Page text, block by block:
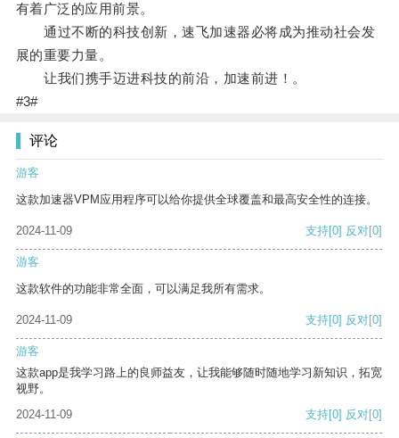
有着广泛的应用前景。
通过不断的科技创新，速飞加速器必将成为推动社会发
展的重要力量。
让我们携手迈进科技的前沿，加速前进！。
#3#
评论
游客
这款加速器VPM应用程序可以给你提供全球覆盖和最高安全性的连接。
2024-11-09 支持[0] 反对[0]
游客
这款软件的功能非常全面，可以满足我所有需求。
2024-11-09 支持[0] 反对[0]
游客
这款app是我学习路上的良师益友，让我能够随时随地学习新知识，拓宽
视野。
2024-11-09
支持[0] 反对[0]